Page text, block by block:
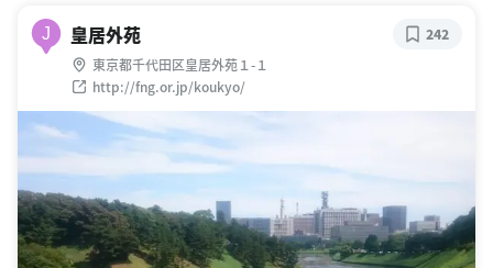
J 皇居外苑
東京都千代田区皇居外苑１-１
http://fng.or.jp/koukyo/
242